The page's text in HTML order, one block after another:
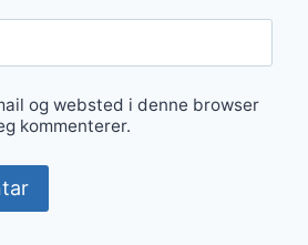
og websted i denne browser
kommenterer.